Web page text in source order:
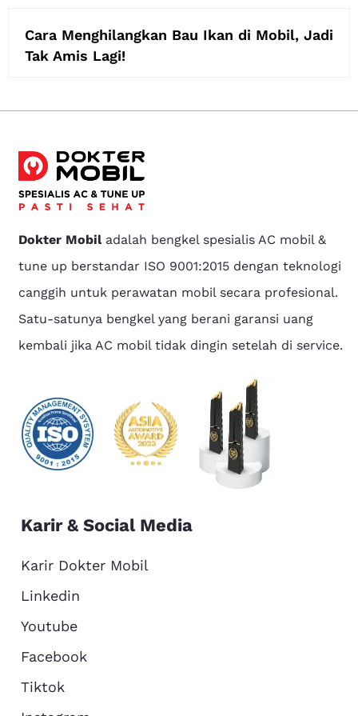
Cara Menghilangkan Bau Ikan di Mobil, Jadi
Tak Amis Lagi!
Dokter Mobiladalah bengkel spesialis AC mobil &
tune up berstandar ISO 9001:2015 dengan teknologi
canggih untuk perawatan mobil secara profesional.
Satu-satunya bengkel yang berani garansi uang
kembali jika AC mobil tidak dingin setelah di service.
Karir & Social Media
Karir Dokter Mobil
Linkedin
Youtube
Facebook
Tiktok